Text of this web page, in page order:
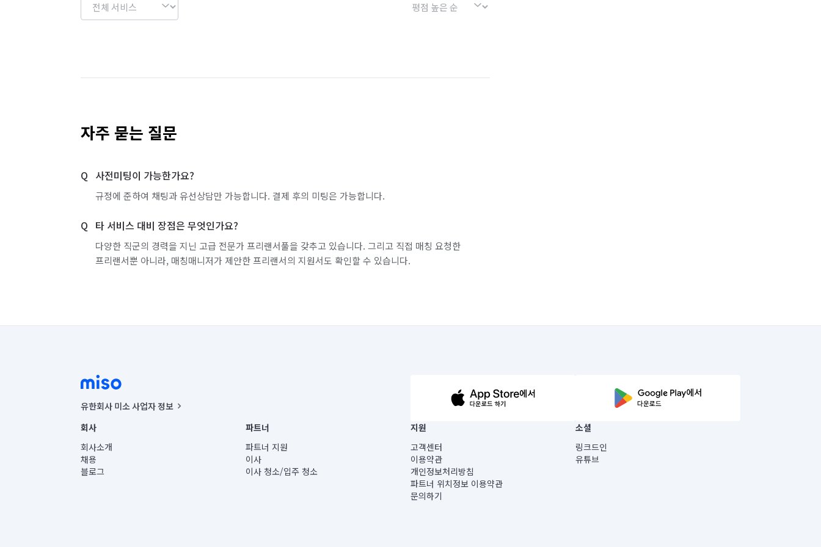
자주 묻는 질문
사전미팅이 가능한가요?
규정에 준하여 채팅과 유선상담만 가능합니다. 결제 후의 미팅은 가능합니다.
타 서비스 대비 장점은 무엇인가요?
다양한 직군의 경력을 지닌 고급 전문가 프리랜서풀을 갖추고 있습니다. 그리고 직접 매칭 요청한
프리랜서뿐 아니라, 매칭매니저가 제안한 프리랜서의 지원서도 확인할 수 있습니다.
유한회사 미소 사업자 정보
사업자등록번호 : 291-87-00271 | 인허가번호 : 2016-3220163-14-5-00019 |
통신판매신고번호 : 2024-서울종로-1400(공정거래위원회 정보) |
대표이사 : CHING VICTOR COLUMBIA RHEE
주소 | 본사: 서울특별시 종로구 율곡로 6(중학동, 트윈트리빌딩) B동 5층
컨택센터 : 서울특별시 종로구 수송동 율곡로 24, 7층, 8층 미소
회사
회사소개
채용
블로그
파트너
파트너 지원
이사
이사 청소/입주 청소
지원
고객센터
이용약관
개인정보처리방침
파트너 위치정보 이용약관
문의하기
소셜
링크드인
유튜브